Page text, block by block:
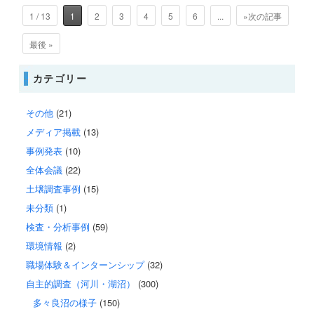
1 / 13 1 2 3 4 5 6 ... »次の記事
最後 »
カテゴリー
その他(21)
メディア掲載(13)
事例発表(10)
全体会議(22)
土壌調査事例 (15)
未分類(1)
検査・分析事例 (59)
環境情報 (2)
職場体験＆インターンシップ(32)
自主的調査（河川・湖沼）
(300)
多々良沼の様子(150)